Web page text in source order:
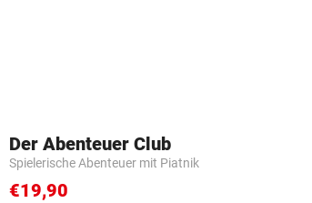
Der Abenteuer Club
Spielerische Abenteuer mit Piatnik
€19,90